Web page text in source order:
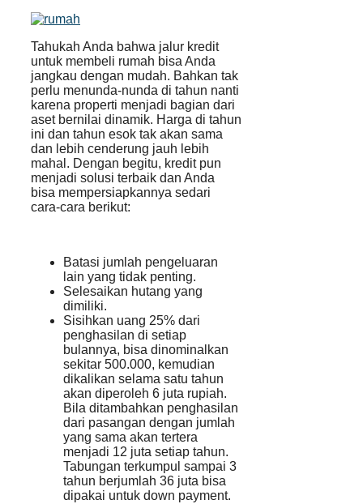
Tahukah Anda bahwa jalur kredit
untuk membeli rumah bisa Anda
jangkau dengan mudah. Bahkan tak
perlu menunda-nunda di tahun nanti
karena properti menjadi bagian dari
aset bernilai dinamik. Harga di tahun
ini dan tahun esok tak akan sama
dan lebih cenderung jauh lebih
mahal. Dengan begitu, kredit pun
menjadi solusi terbaik dan Anda
bisa mempersiapkannya sedari
cara-cara berikut:
Batasi jumlah pengeluaran
lain yang tidak penting.
Selesaikan hutang yang
dimiliki.
Sisihkan uang 25% dari
penghasilan di setiap
bulannya, bisa dinominalkan
sekitar 500.000, kemudian
dikalikan selama satu tahun
akan diperoleh 6 juta rupiah.
Bila ditambahkan penghasilan
dari pasangan dengan jumlah
yang sama akan tertera
menjadi 12 juta setiap tahun.
Tabungan terkumpul sampai 3
tahun berjumlah 36 juta bisa
dipakai untuk down payment.